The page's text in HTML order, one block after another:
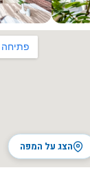
כל התמונות
הצג על המפה